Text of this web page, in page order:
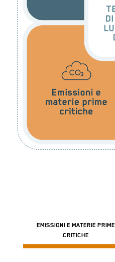
EMISSIONI E MATERIE PRIME
CRITICHE